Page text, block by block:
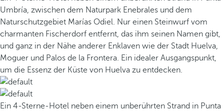
Umbría, zwischen dem Naturpark Enebrales und dem
Naturschutzgebiet Marías Odiel. Nur einen Steinwurf vom
charmanten Fischerdorf entfernt, das ihm seinen Namen gibt,
und ganz in der Nähe anderer Enklaven wie der Stadt Huelva,
Moguer und Palos de la Frontera. Ein idealer Ausgangspunkt,
um die Essenz der Küste von Huelva zu entdecken.
Ein 4-Sterne-Hotel neben einem unberührten Strand in Punta